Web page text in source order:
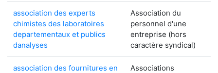
association des experts
chimistes des laboratoires
departementaux et publics
danalyses
Association du
personnel d'une
entreprise (hors
caractère syndical)
association des fournitures en
Associations